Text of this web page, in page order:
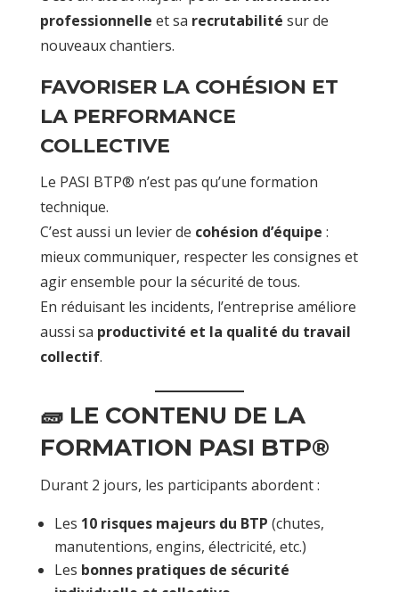
professionnelle et sa recrutabilité sur de
nouveaux chantiers.
FAVORISER LA COHÉSION ET
LA PERFORMANCE
COLLECTIVE
Le PASI BTP® n’est pas qu’une formation
technique.
C’est aussi un levier de cohésion d’équipe :
mieux communiquer, respecter les consignes et
agir ensemble pour la sécurité de tous.
En réduisant les incidents, l’entreprise améliore
aussi sa productivité et la qualité du travail
collectif.
🧱 LE CONTENU DE LA
FORMATION PASI BTP®
Durant 2 jours, les participants abordent :
Les 10 risques majeurs du BTP (chutes,
manutentions, engins, électricité, etc.)
Les bonnes pratiques de sécurité